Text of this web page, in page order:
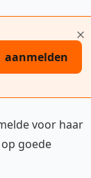
aanmelden
voor haar
goede